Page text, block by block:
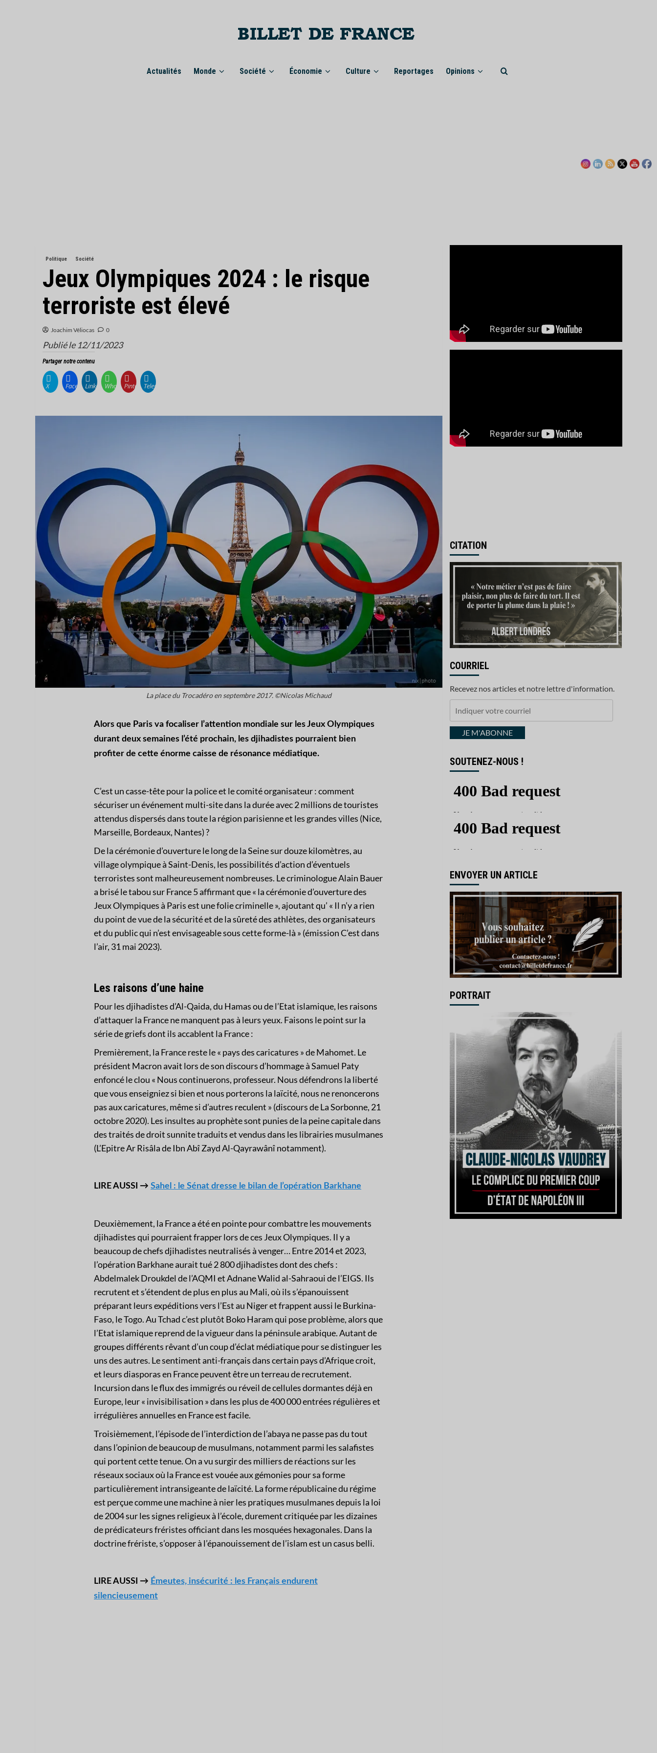
Actualités Monde Société Économie Culture Reportages Opinions
Politique Société
Jeux Olympiques 2024 : le risque
terroriste est élevé
Joachim Véliocas 0
Publié le 12/11/2023
Partager notre contenu
X FacebookLinkedInWhatsAppPinterestTelegram
La place du Trocadéro en septembre 2017. ©Nicolas Michaud
Alors que Paris va focaliser l’attention mondiale sur les Jeux Olympiques
durant deux semaines l’été prochain, les djihadistes pourraient bien
profiter de cette énorme caisse de résonance médiatique.
C’est un casse-tête pour la police et le comité organisateur : comment
sécuriser un événement multi-site dans la durée avec 2 millions de touristes
attendus dispersés dans toute la région parisienne et les grandes villes (Nice,
Marseille, Bordeaux, Nantes) ?
De la cérémonie d’ouverture le long de la Seine sur douze kilomètres, au
village olympique à Saint-Denis, les possibilités d’action d’éventuels
terroristes sont malheureusement nombreuses. Le criminologue Alain Bauer
a brisé le tabou sur France 5 affirmant que « la cérémonie d’ouverture des
Jeux Olympiques à Paris est une folie criminelle », ajoutant qu’ « Il n’y a rien
du point de vue de la sécurité et de la sûreté des athlètes, des organisateurs
et du public qui n’est envisageable sous cette forme-là » (émission C’est dans
l’air, 31 mai 2023).
Les raisons d’une haine
Pour les djihadistes d’Al-Qaida, du Hamas ou de l’Etat islamique, les raisons
d’attaquer la France ne manquent pas à leurs yeux. Faisons le point sur la
série de griefs dont ils accablent la France :
Premièrement, la France reste le « pays des caricatures » de Mahomet. Le
président Macron avait lors de son discours d’hommage à Samuel Paty
enfoncé le clou « Nous continuerons, professeur. Nous défendrons la liberté
que vous enseigniez si bien et nous porterons la laïcité, nous ne renoncerons
pas aux caricatures, même si d’autres reculent » (discours de La Sorbonne, 21
octobre 2020). Les insultes au prophète sont punies de la peine capitale dans
des traités de droit sunnite traduits et vendus dans les librairies musulmanes
(L’Epitre Ar Risâla de Ibn Abî Zayd Al-Qayrawânî notamment).
LIRE AUSSI → Sahel : le Sénat dresse le bilan de l’opération Barkhane
Deuxièmement, la France a été en pointe pour combattre les mouvements
djihadistes qui pourraient frapper lors de ces Jeux Olympiques. Il y a
beaucoup de chefs djihadistes neutralisés à venger… Entre 2014 et 2023,
l’opération Barkhane aurait tué 2 800 djihadistes dont des chefs :
Abdelmalek Droukdel de l’AQMI et Adnane Walid al-Sahraoui de l’EIGS. Ils
recrutent et s’étendent de plus en plus au Mali, où ils s’épanouissent
préparant leurs expéditions vers l’Est au Niger et frappent aussi le Burkina-
Faso, le Togo. Au Tchad c’est plutôt Boko Haram qui pose problème, alors que
l’Etat islamique reprend de la vigueur dans la péninsule arabique. Autant de
groupes différents rêvant d’un coup d’éclat médiatique pour se distinguer les
uns des autres. Le sentiment anti-français dans certain pays d’Afrique croit,
et leurs diasporas en France peuvent être un terreau de recrutement.
Incursion dans le flux des immigrés ou réveil de cellules dormantes déjà en
Europe, leur « invisibilisation » dans les plus de 400 000 entrées régulières et
irrégulières annuelles en France est facile.
Troisièmement, l’épisode de l’interdiction de l’abaya ne passe pas du tout
dans l’opinion de beaucoup de musulmans, notamment parmi les salafistes
qui portent cette tenue. On a vu surgir des milliers de réactions sur les
réseaux sociaux où la France est vouée aux gémonies pour sa forme
particulièrement intransigeante de laïcité. La forme républicaine du régime
est perçue comme une machine à nier les pratiques musulmanes depuis la loi
de 2004 sur les signes religieux à l’école, durement critiquée par les dizaines
de prédicateurs fréristes officiant dans les mosquées hexagonales. Dans la
doctrine frériste, s’opposer à l’épanouissement de l’islam est un casus belli.
LIRE AUSSI → Émeutes, insécurité : les Français endurent
silencieusement
CITATION
COURRIEL
Recevez nos articles et notre lettre d'information.
courrielJE M'ABONNE
SOUTENEZ-NOUS !
ENVOYER UN ARTICLE
PORTRAIT